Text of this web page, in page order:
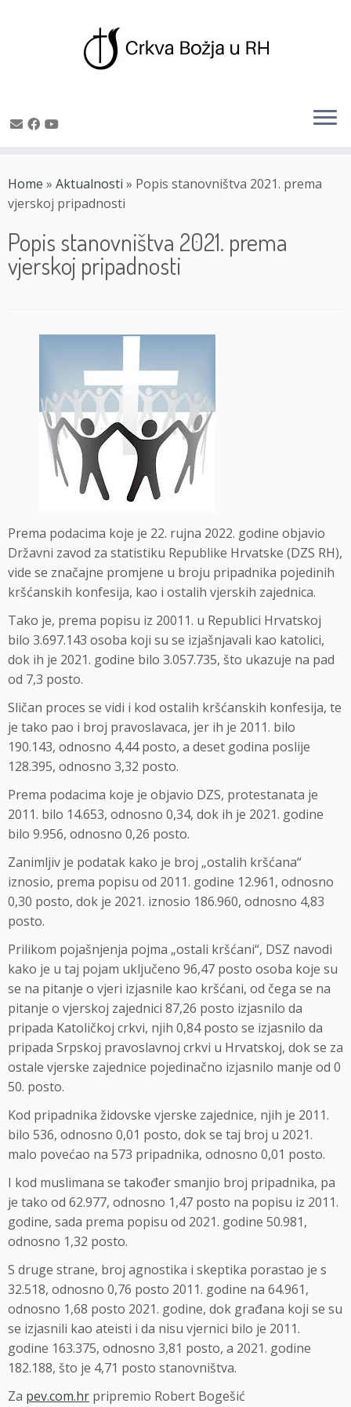
to
content
Home » Aktualnosti » Popis stanovništva 2021. prema
vjerskoj pripadnosti
Popis stanovništva 2021. prema
vjerskoj pripadnosti
Prema podacima koje je 22. rujna 2022. godine objavio
Državni zavod za statistiku Republike Hrvatske (DZS RH),
vide se značajne promjene u broju pripadnika pojedinih
kršćanskih konfesija, kao i ostalih vjerskih zajednica.
Tako je, prema popisu iz 20011. u Republici Hrvatskoj
bilo 3.697.143 osoba koji su se izjašnjavali kao katolici,
dok ih je 2021. godine bilo 3.057.735, što ukazuje na pad
od 7,3 posto.
Sličan proces se vidi i kod ostalih kršćanskih konfesija, te
je tako pao i broj pravoslavaca, jer ih je 2011. bilo
190.143, odnosno 4,44 posto, a deset godina poslije
128.395, odnosno 3,32 posto.
Prema podacima koje je objavio DZS, protestanata je
2011. bilo 14.653, odnosno 0,34, dok ih je 2021. godine
bilo 9.956, odnosno 0,26 posto.
Zanimljiv je podatak kako je broj „ostalih kršćana“
iznosio, prema popisu od 2011. godine 12.961, odnosno
0,30 posto, dok je 2021. iznosio 186.960, odnosno 4,83
posto.
Prilikom pojašnjenja pojma „ostali kršćani“, DSZ navodi
kako je u taj pojam uključeno 96,47 posto osoba koje su
se na pitanje o vjeri izjasnile kao kršćani, od čega se na
pitanje o vjerskoj zajednici 87,26 posto izjasnilo da
pripada Katoličkoj crkvi, njih 0,84 posto se izjasnilo da
pripada Srpskoj pravoslavnoj crkvi u Hrvatskoj, dok se za
ostale vjerske zajednice pojedinačno izjasnilo manje od 0
50. posto.
Kod pripadnika židovske vjerske zajednice, njih je 2011.
bilo 536, odnosno 0,01 posto, dok se taj broj u 2021.
malo povećao na 573 pripadnika, odnosno 0,01 posto.
I kod muslimana se također smanjio broj pripadnika, pa
je tako od 62.977, odnosno 1,47 posto na popisu iz 2011.
godine, sada prema popisu od 2021. godine 50.981,
odnosno 1,32 posto.
S druge strane, broj agnostika i skeptika porastao je s
32.518, odnosno 0,76 posto 2011. godine na 64.961,
odnosno 1,68 posto 2021. godine, dok građana koji se su
se izjasnili kao ateisti i da nisu vjernici bilo je 2011.
godine 163.375, odnosno 3,81 posto, a 2021. godine
182.188, što je 4,71 posto stanovništva.
Za pev.com.hr pripremio Robert Bogešić